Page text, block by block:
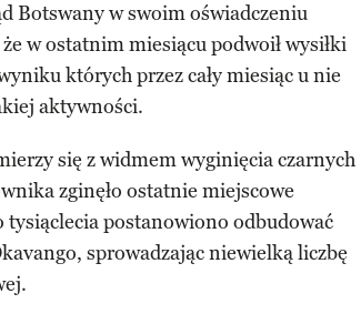
Botswany w swoim oświadczeniu
w ostatnim miesiącu podwoił wysiłki
których przez cały miesiąc u nie
aktywności.
się z widmem wyginięcia czarnych
zginęło ostatnie miejscowe
postanowiono odbudować
sprowadzając niewielką liczbę